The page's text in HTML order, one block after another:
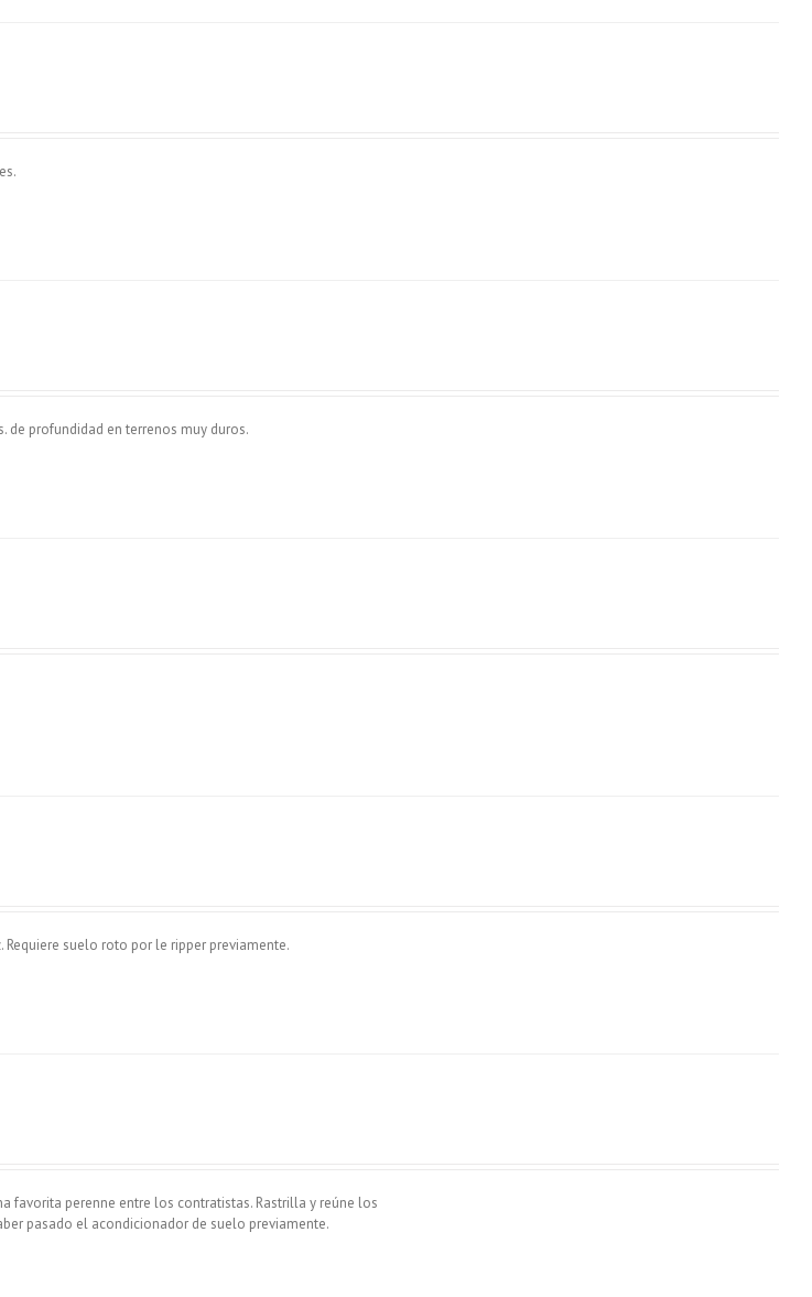
de profundidad en terrenos muy duros.
suelo roto por le ripper previamente.
favorita perenne entre los contratistas. Rastrilla y reúne los
pasado el acondicionador de suelo previamente.